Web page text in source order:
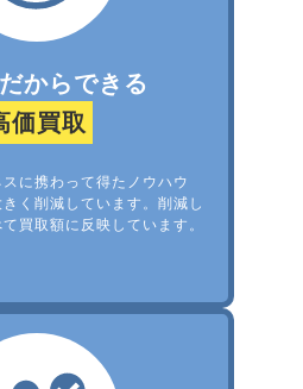
からできる
価買取
に携わって得たノウハウ
く削減しています。削減し
買取額に反映しています。